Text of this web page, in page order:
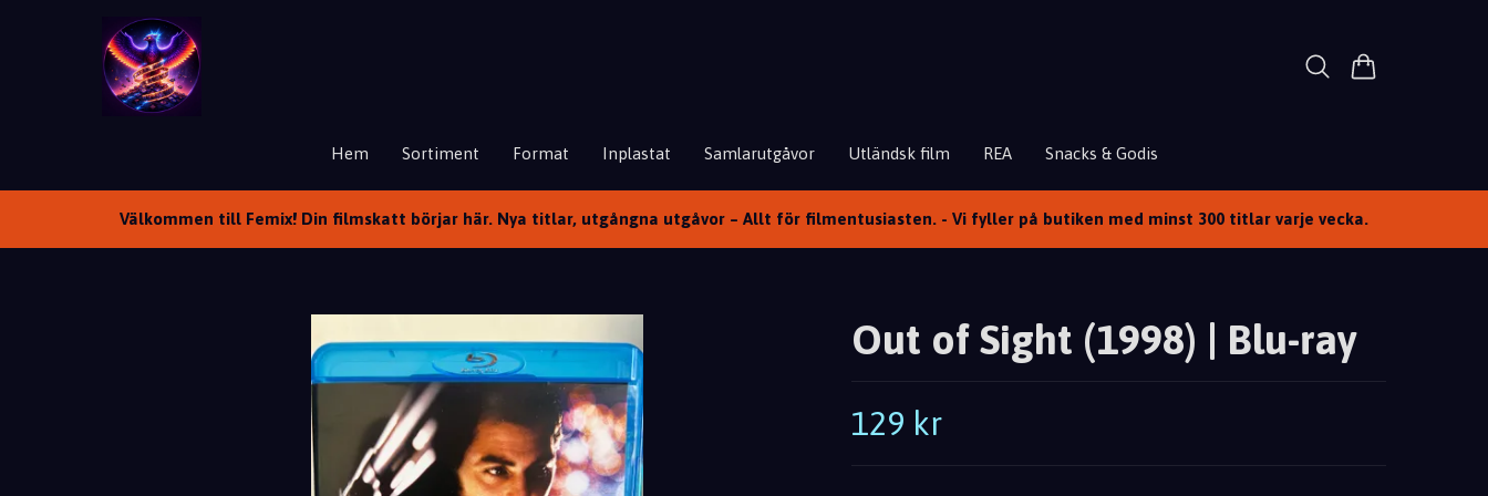
Hem Sortiment Format Inplastat Samlarutgåvor Utländsk film REA Snacks & Godis
Välkommen till Femix! Din filmskatt börjar här. Nya titlar, utgångna utgåvor – Allt för filmentusiasten. - Vi fyller på butiken med minst 300 titlar varje vecka.
Out of Sight (1998) | Blu-ray
129 kr